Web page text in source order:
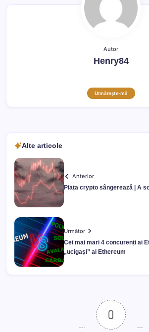
Autor
Henry84
Urmărește-mă
Alte articole
Anterior
Piața crypto sângerează | A
Următor
Cei mai mari 4 concurenți ai
„ucigași” ai Ethereum
0